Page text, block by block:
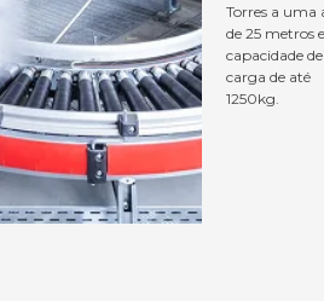
Torres a uma
de 25 metros e
capacidade de
carga de até
1250kg.